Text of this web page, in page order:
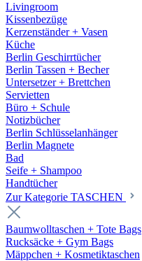
Livingroom
Kissenbezüge
Kerzenständer + Vasen
Küche
Berlin Geschirrtücher
Berlin Tassen + Becher
Untersetzer + Brettchen
Servietten
Büro + Schule
Notizbücher
Berlin Schlüsselanhänger
Berlin Magnete
Bad
Seife + Shampoo
Handtücher
Zur Kategorie TASCHEN
Baumwolltaschen + Tote Bags
Rucksäcke + Gym Bags
Mäppchen + Kosmetiktaschen